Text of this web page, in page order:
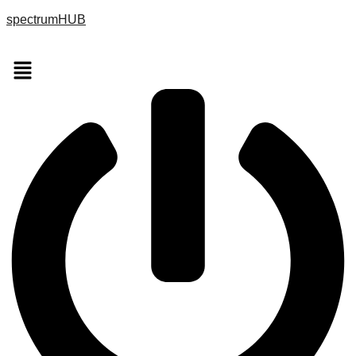
spectrumHUB
Menu